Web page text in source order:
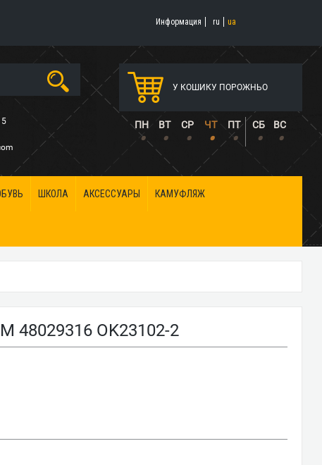
Информация ru ua
У КОШИКУ ПОРОЖНЬО
ПН ВТ СР ЧТ ПТ СБ ВС
• • • • • • •
ШКОЛА АКСЕССУАРЫ КАМУФЛЯЖ
OK23102-2